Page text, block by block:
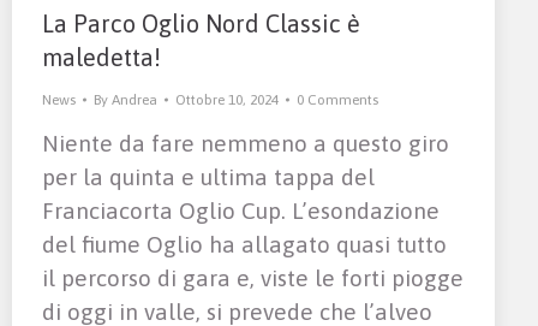
La Parco Oglio Nord Classic è
maledetta!
News By Andrea Ottobre 10, 2024 0 Comments
Niente da fare nemmeno a questo giro
per la quinta e ultima tappa del
Franciacorta Oglio Cup. L’esondazione
del fiume Oglio ha allagato quasi tutto
il percorso di gara e, viste le forti piogge
di oggi in valle, si prevede che l’alveo